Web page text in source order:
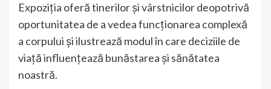
Expoziția oferă tinerilor și vârstnicilor deopotrivă
oportunitatea de a vedea funcționarea complexă
a corpului și ilustrează modul în care deciziile de
viață influențează bunăstarea și sănătatea
noastră.